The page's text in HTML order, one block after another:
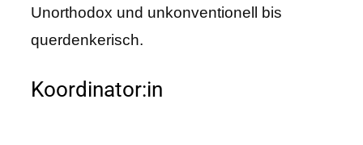
Unorthodox und unkonventionell bis
querdenkerisch.
Koordinator:in